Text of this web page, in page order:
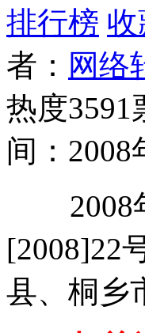
排行榜 收
者： 网络
热度3591
间：2008
2008年
[2008]22
县、桐乡